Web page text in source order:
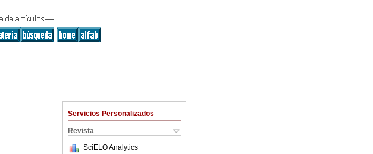
Servicios Personalizados
Revista
SciELO Analytics